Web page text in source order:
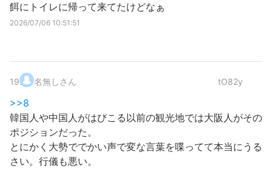
餌にトイレに帰って来てたけどなぁ
2026/07/06 10:51:51
19. 名無しさん tO82y
>>8
韓国人や中国人がはびこる以前の観光地では大阪人がその
ポジションだった。
とにかく大勢ででかい声で変な言葉を喋ってて本当にうる
さい。行儀も悪い。